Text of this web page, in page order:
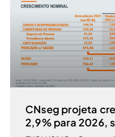
CNseg projeta
2,9% para 2026,